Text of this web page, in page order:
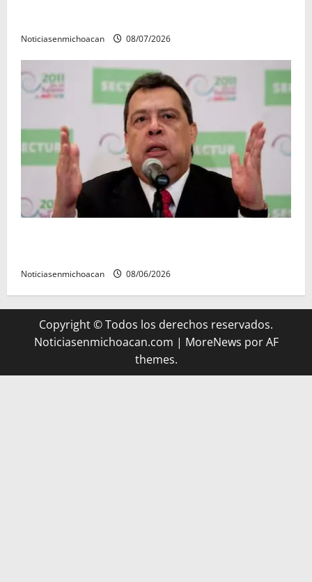
Noticiasenmichoacan 08/07/2026
Noticiasenmichoacan 08/06/2026
Copyright © Todos los derechos reservados.
Noticiasenmichoacan.com | MoreNews por AF
themes.